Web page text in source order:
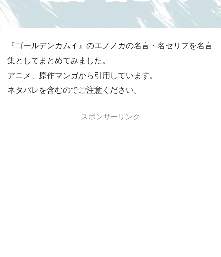
『ゴールデンカムイ』のエノノカの名言・名セリフを名言
集としてまとめてみました。
アニメ、原作マンガから引用しています。
ネタバレを含むのでご注意ください。
スポンサーリンク